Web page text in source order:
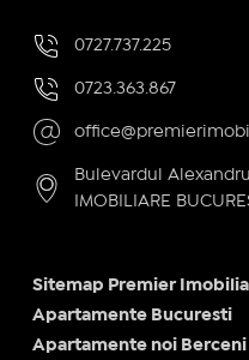
0727.737.225
0723.363.867
Bulevardul
IMOBILIARE
Sitemap Premier
Apartamente Bucuresti
Apartamente noi Berceni